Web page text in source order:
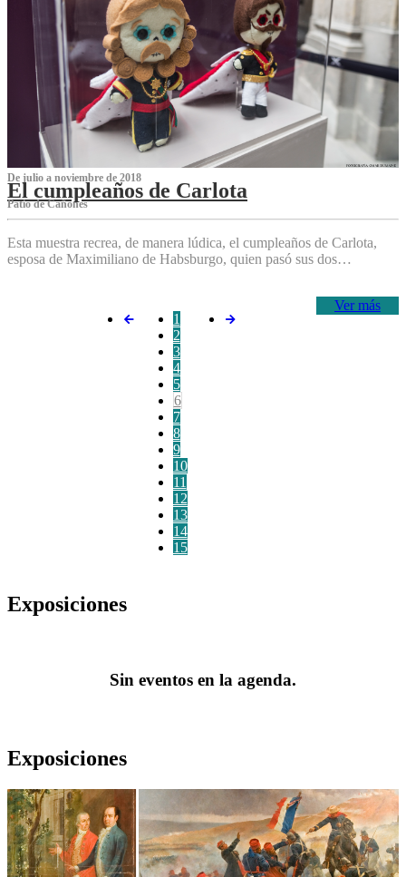
De julio a noviembre de 2018
El cumpleaños de Carlota
Patio de Cañones
Esta muestra recrea, de manera lúdica, el cumpleaños de Carlota,
esposa de Maximiliano de Habsburgo, quien pasó sus dos…
Ver más
1
2
3
4
5
6
7
8
9
10
11
12
13
14
15
Exposiciones
Sin eventos en la agenda.
Exposiciones